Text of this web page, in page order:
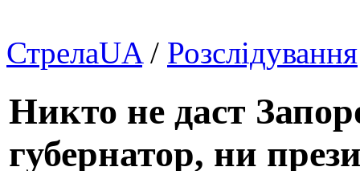
СтрелаUA/ Розслідування
Никто не даст
губернатор, ни